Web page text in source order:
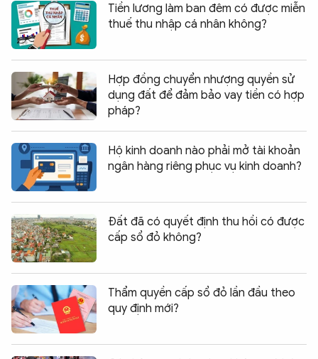
Tiền lương làm ban đêm có được miễn
thuế thu nhập cá nhân không?
Hợp đồng chuyển nhượng quyền sử
dụng đất để đảm bảo vay tiền có hợp
pháp?
Hộ kinh doanh nào phải mở tài khoản
ngân hàng riêng phục vụ kinh doanh?
Đất đã có quyết định thu hồi có được
cấp sổ đỏ không?
Thẩm quyền cấp sổ đỏ lần đầu theo
quy định mới?